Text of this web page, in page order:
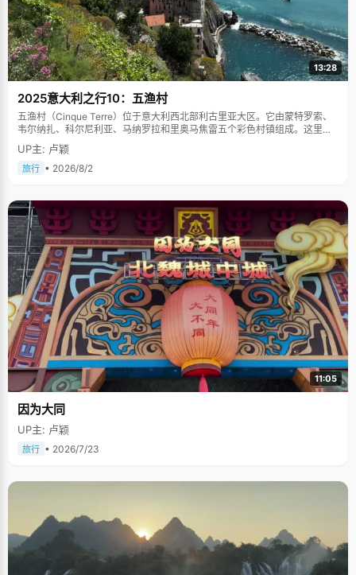
13:28
2025意大利之行10：五渔村
五渔村（Cinque Terre）位于意大利西北部利古里亚大区。它由蒙特罗索、
韦尔纳扎、科尔尼利亚、马纳罗拉和里奥马焦雷五个彩色村镇组成。这里依
山傍海，房屋色彩斑斓，1997年被列为世界文化遗产。
UP主: 卢颖
旅行 • 2026/8/2
11:05
因为大同
UP主: 卢颖
旅行 • 2026/7/23